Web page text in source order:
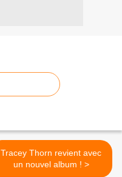
Tracey Thorn revient avec
un nouvel album ! >